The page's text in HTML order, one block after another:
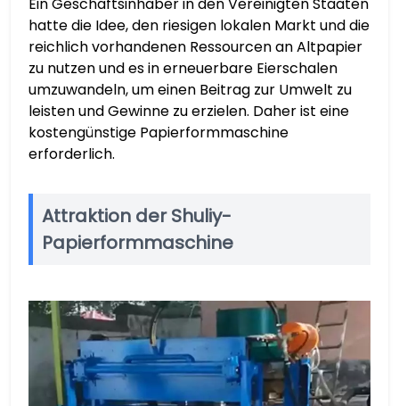
hatte die Idee, den riesigen lokalen Markt und die
reichlich vorhandenen Ressourcen an Altpapier
zu nutzen und es in erneuerbare Eierschalen
umzuwandeln, um einen Beitrag zur Umwelt zu
leisten und Gewinne zu erzielen. Daher ist eine
kostengünstige Papierformmaschine
erforderlich.
Attraktion der Shuliy-
Papierformmaschine